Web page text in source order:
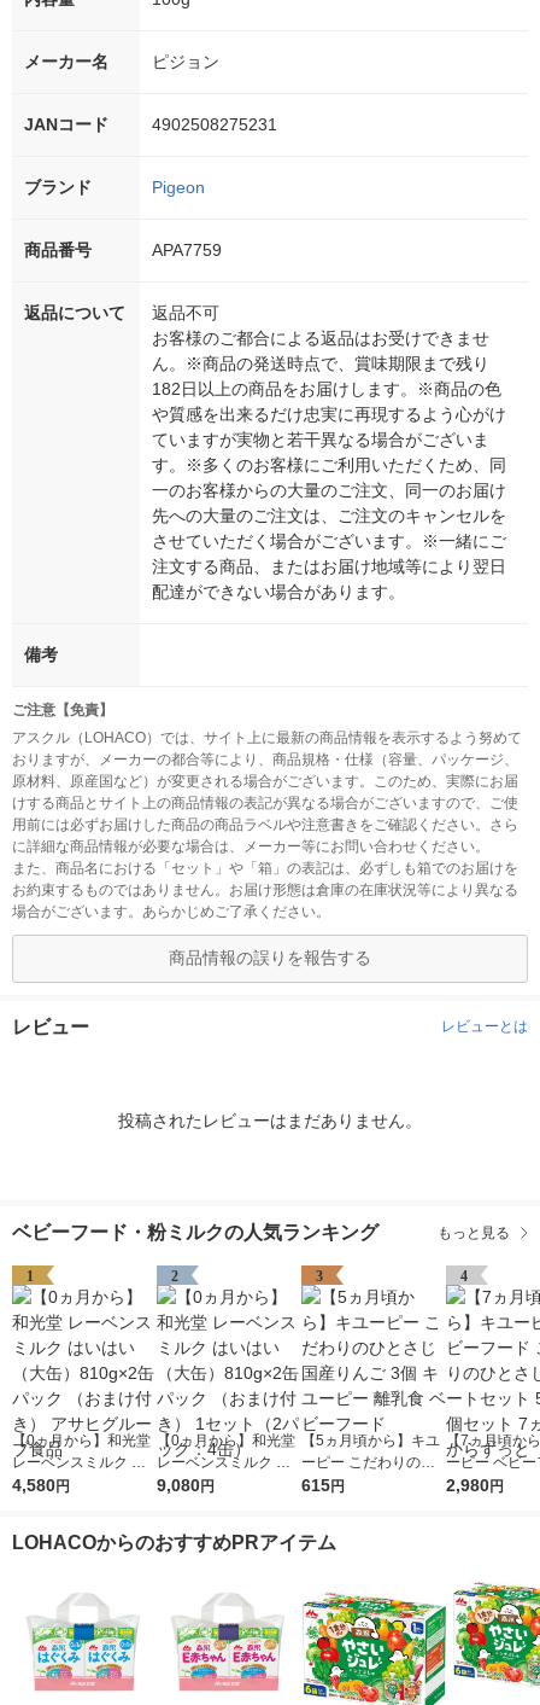
メーカー名 ピジョン
JANコード 4902508275231
ブランド Pigeon
商品番号 APA7759
返品について
返品不可
お客様のご都合による返品はお受けできませ
ん。※商品の発送時点で、賞味期限まで残り
182日以上の商品をお届けします。※商品の色
や質感を出来るだけ忠実に再現するよう心がけ
ていますが実物と若干異なる場合がございま
す。※多くのお客様にご利用いただくため、同
一のお客様からの大量のご注文、同一のお届け
先への大量のご注文は、ご注文のキャンセルを
させていただく場合がございます。※一緒にご
注文する商品、またはお届け地域等により翌日
配達ができない場合があります。
備考
ご注意【免責】
アスクル（LOHACO）では、サイト上に最新の商品情報を表示するよう努めて
おりますが、メーカーの都合等により、商品規格・仕様（容量、パッケージ、
原材料、原産国など）が変更される場合がございます。このため、実際にお届
けする商品とサイト上の商品情報の表記が異なる場合がございますので、ご使
用前には必ずお届けした商品の商品ラベルや注意書きをご確認ください。さら
に詳細な商品情報が必要な場合は、メーカー等にお問い合わせください。
また、商品名における「セット」や「箱」の表記は、必ずしも箱でのお届けを
お約束するものではありません。お届け形態は倉庫の在庫状況等により異なる
場合がございます。あらかじめご了承ください。
商品情報の誤りを報告する
レビュー レビューとは
投稿されたレビューはまだありません。
ベビーフード・粉ミルクの人気ランキング もっと見る
1
【0ヵ月から】和光堂
レーベンスミルク は
いはい（大缶）810g×
食品
4,580円
2
【0ヵ月から】和光堂
レーベンスミルク は
いはい（大缶）810g×
ク：4缶）
9,080円
3
【5ヵ月頃から】キユ
ーピー こだわりのひ
とさじ 国産りんご 3
615円
4
【7ヵ月頃か
ーピー ベビ
こだわりのひ
2,980円
LOHACOからのおすすめPRアイテム